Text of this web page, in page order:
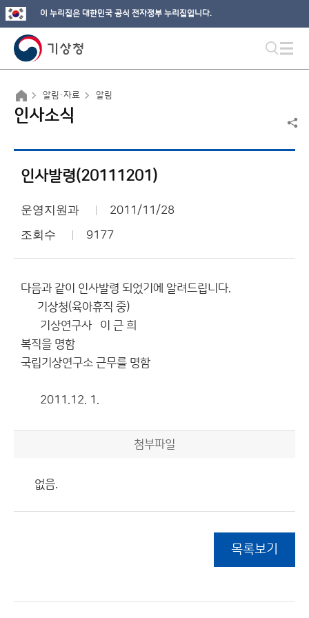
이 누리집은 대한민국 공식 전자정부 누리집입니다.
알림·자료 알림
인사소식
인사발령(20111201)
운영지원과 2011/11/28
조회수 9177
다음과 같이 인사발령 되었기에 알려드립니다.
기상청(육아휴직 중)
기상연구사 이 근 희
복직을 명함
국립기상연구소 근무를 명함
2011.12. 1.
첨부파일
없음.
목록보기